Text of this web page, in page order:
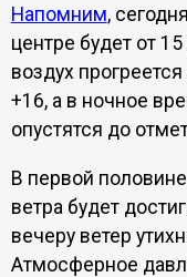
Напомним,
центре будет от
воздух
+16, а в ночное
опустятся до
В первой
ветра будет
вечеру ветер
Атмосферное